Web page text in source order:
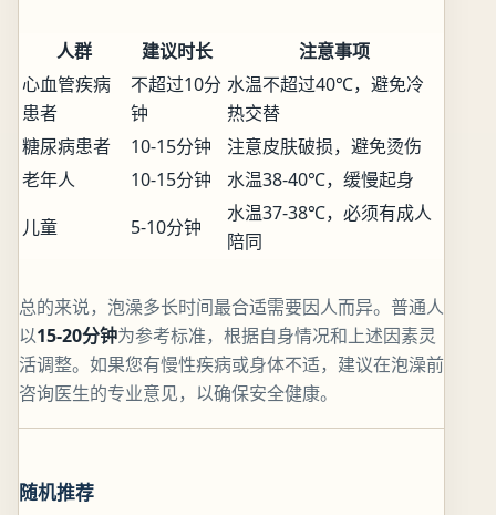
人群 建议时长
注意事项
心血管疾病
患者
不超过10分
钟
水温不超过40℃，避免冷
热交替
糖尿病患者
10-15分钟
注意皮肤破损，避免烫伤
老年人
10-15分钟
水温38-40℃，缓慢起身
儿童
5-10分钟
水温37-38℃，必须有成人
陪同
总的来说，泡澡多长时间最合适需要因人而异。普通人
以15-20分钟为参考标准，根据自身情况和上述因素灵
活调整。如果您有慢性疾病或身体不适，建议在泡澡前
咨询医生的专业意见，以确保安全健康。
随机推荐